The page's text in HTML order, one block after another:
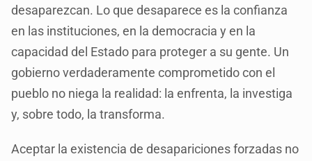
desaparezcan. Lo que desaparece es la confianza
en las instituciones, en la democracia y en la
capacidad del Estado para proteger a su gente. Un
gobierno verdaderamente comprometido con el
pueblo no niega la realidad: la enfrenta, la investiga
y, sobre todo, la transforma.
Aceptar la existencia de desapariciones forzadas no